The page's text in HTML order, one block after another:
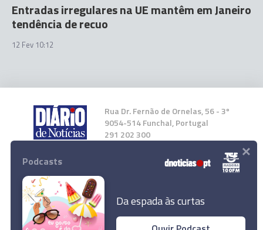
Entradas irregulares na UE mantêm em Janeiro
tendência de recuo
12 Fev 10:12
Rua Dr. Fernão de Ornelas, 56 - 3º
9054-514 Funchal, Portugal
291 202 300
Instale a nossa App
Podcasts
Da espada às curtas
×